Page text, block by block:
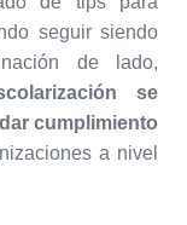
seguir siendo
de lado,
se
cumplimiento
a nivel